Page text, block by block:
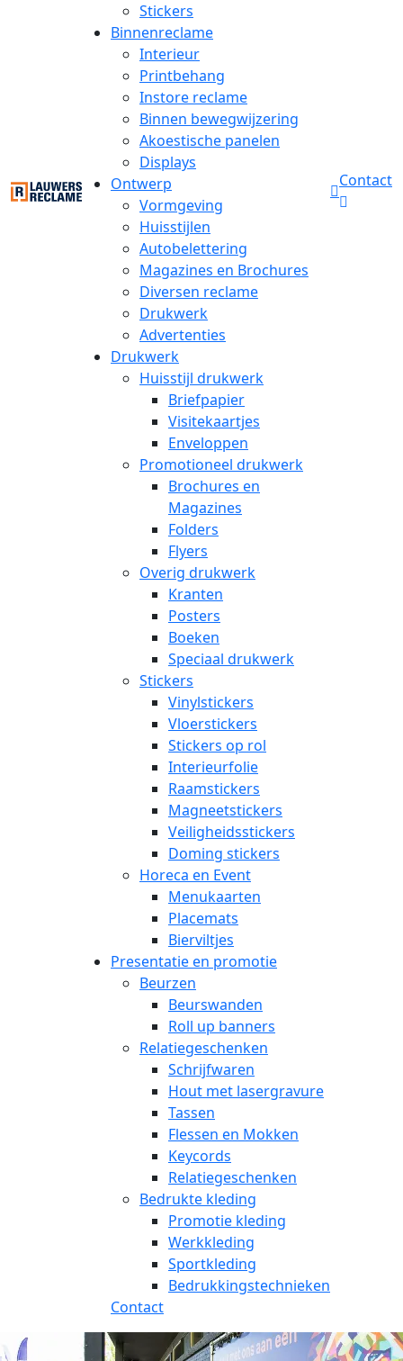
Stickers
Binnenreclame
Interieur
Printbehang
Instore reclame
Binnen bewegwijzering
Akoestische panelen
Displays
Ontwerp
Vormgeving
Huisstijlen
Autobelettering
Magazines en Brochures
Diversen reclame
Drukwerk
Advertenties
Drukwerk
Huisstijl drukwerk
Briefpapier
Visitekaartjes
Enveloppen
Promotioneel drukwerk
Brochures en
Magazines
Folders
Flyers
Overig drukwerk
Kranten
Posters
Boeken
Speciaal drukwerk
Stickers
Vinylstickers
Vloerstickers
Stickers op rol
Interieurfolie
Raamstickers
Magneetstickers
Veiligheidsstickers
Doming stickers
Horeca en Event
Menukaarten
Placemats
Bierviltjes
Presentatie en promotie
Beurzen
Beurswanden
Roll up banners
Relatiegeschenken
Schrijfwaren
Hout met lasergravure
Tassen
Flessen en Mokken
Keycords
Relatiegeschenken
Bedrukte kleding
Promotie kleding
Werkkleding
Sportkleding
Bedrukkingstechnieken
Contact
Contact